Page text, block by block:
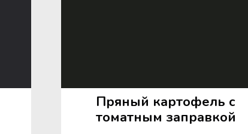
Пряный картофель с
томатным заправкой